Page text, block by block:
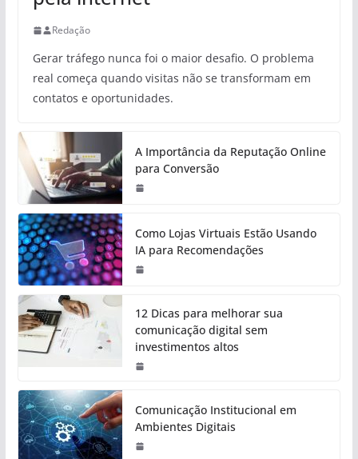
Redação
Gerar tráfego nunca foi o maior desafio. O problema
real começa quando visitas não se transformam em
contatos e oportunidades.
A Importância da Reputação Online
para Conversão
Como Lojas Virtuais Estão Usando
IA para Recomendações
12 Dicas para melhorar sua
comunicação digital sem
investimentos altos
Comunicação Institucional em
Ambientes Digitais